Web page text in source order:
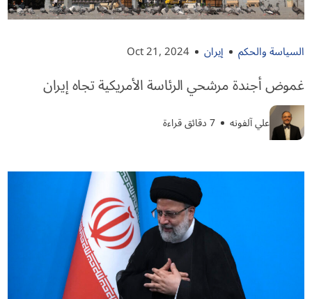
السياسة والحكم إيران Oct 21, 2024
غموض أجندة مرشحي الرئاسة الأمريكية تجاه إيران
علي آلفونه 7 دقائق قراءة